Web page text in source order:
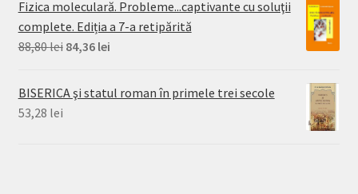
fost:
79,92 lei.
77,70 lei.
Fizica moleculară. Probleme...captivante cu soluţii
complete. Ediția a 7-a retipărită
88,80lei Prețul
a
fost:
84,36 leiPrețul
este:
BISERICA şi statul roman în primele trei secole
53,28 lei